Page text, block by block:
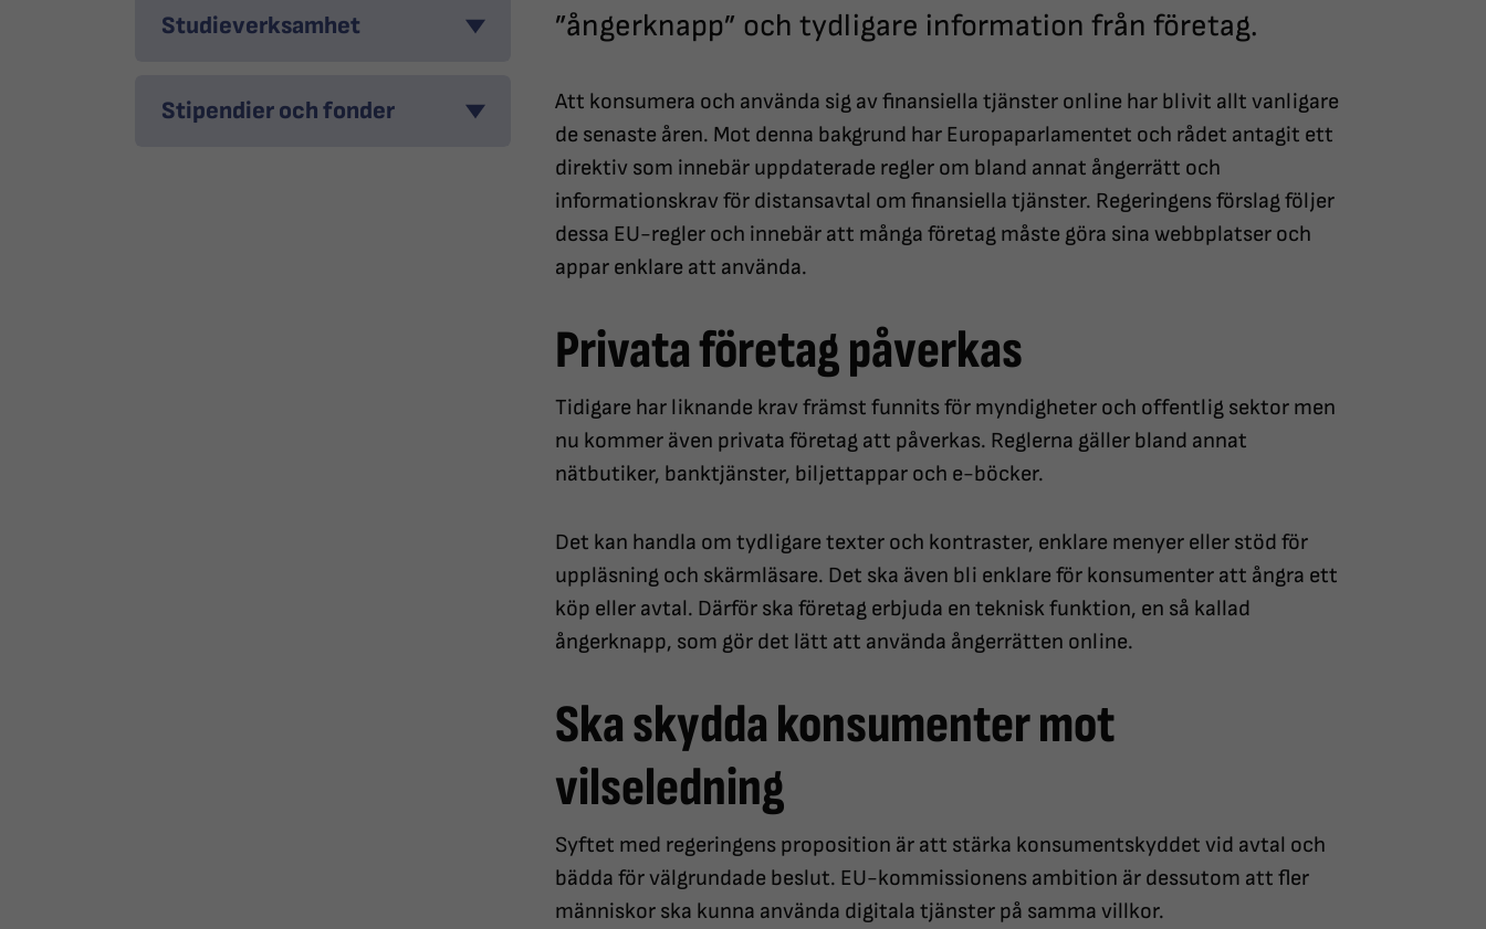
Studieverksamhet
Stipendier och fonder
”ångerknapp” och tydligare information från företag.
Att konsumera och använda sig av finansiella tjänster online har blivit allt vanligare
de senaste åren. Mot denna bakgrund har Europaparlamentet och rådet antagit ett
direktiv som innebär uppdaterade regler om bland annat ångerrätt och
informationskrav för distansavtal om finansiella tjänster. Regeringens förslag följer
dessa EU-regler och innebär att många företag måste göra sina webbplatser och
appar enklare att använda.
Privata företag påverkas
Tidigare har liknande krav främst funnits för myndigheter och offentlig sektor men
nu kommer även privata företag att påverkas. Reglerna gäller bland annat
nätbutiker, banktjänster, biljettappar och e-böcker.
Det kan handla om tydligare texter och kontraster, enklare menyer eller stöd för
uppläsning och skärmläsare. Det ska även bli enklare för konsumenter att ångra ett
köp eller avtal. Därför ska företag erbjuda en teknisk funktion, en så kallad
ångerknapp, som gör det lätt att använda ångerrätten online.
Ska skydda konsumenter mot
vilseledning
Syftet med regeringens proposition är att stärka konsumentskyddet vid avtal och
bädda för välgrundade beslut. EU-kommissionens ambition är dessutom att fler
människor ska kunna använda digitala tjänster på samma villkor.